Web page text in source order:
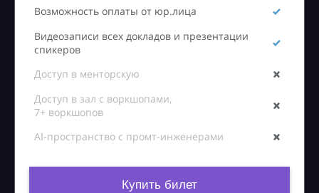
Возможность оплаты от юр.лица
Видеозаписи всех докладов и презентации
спикеров
Доступ в менторскую
Доступ в зал с воркшопами,
7+ воркшопов
AI-пространство с промт-инженерами
Купить билет